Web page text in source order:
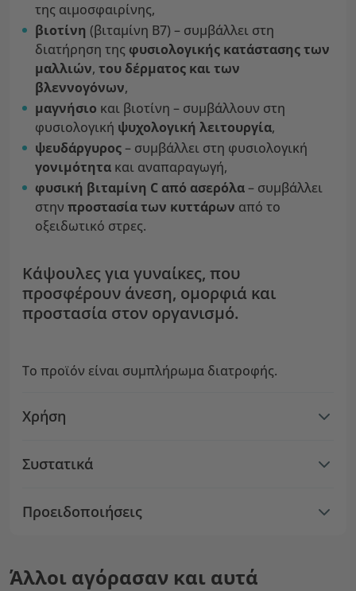
της αιμοσφαιρίνης,
βιοτίνη (βιταμίνη B7) – συμβάλλει στη
διατήρηση της φυσιολογικής κατάστασης των
μαλλιών, του δέρματος και των
βλεννογόνων,
μαγνήσιο και βιοτίνη – συμβάλλουν στη
φυσιολογική ψυχολογική λειτουργία,
ψευδάργυρος– συμβάλλει στη φυσιολογική
γονιμότητα και αναπαραγωγή,
φυσική βιταμίνη C από ασερόλα– συμβάλλει
στην προστασία των κυττάρων από το
οξειδωτικό στρες.
Κάψουλες για γυναίκες, που
προσφέρουν άνεση, ομορφιά και
προστασία στον οργανισμό.
Το προϊόν είναι συμπλήρωμα διατροφής.
Χρήση
Συστατικά
Προειδοποιήσεις
Άλλοι αγόρασαν και αυτά